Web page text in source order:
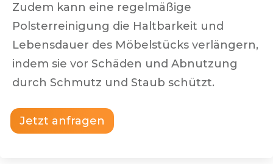
Zudem kann eine regelmäßige
Polsterreinigung die Haltbarkeit und
Lebensdauer des Möbelstücks verlängern,
indem sie vor Schäden und Abnutzung
durch Schmutz und Staub schützt.
Jetzt anfragen